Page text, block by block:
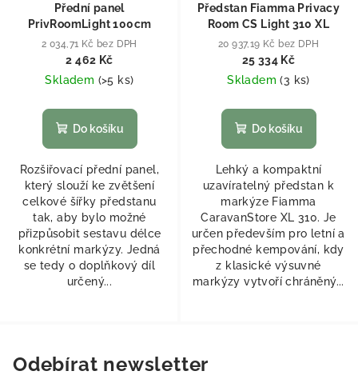
Přední panel
PrivRoomLight 100cm
2 034,71 Kč bez DPH
2 462 Kč
Skladem (>5 ks)
Do košíku
Rozšiřovací přední panel,
který slouží ke zvětšení
celkové šířky předstanu
tak, aby bylo možné
přizpůsobit sestavu délce
konkrétní markýzy. Jedná
se tedy o doplňkový díl
určený...
Předstan Fiamma Privacy
Room CS Light 310 XL
20 937,19 Kč bez DPH
25 334 Kč
Skladem(3 ks)
Do košíku
Lehký a kompaktní
uzavíratelný předstan k
markýze Fiamma
CaravanStore XL 310. Je
určen především pro letní a
přechodné kempování, kdy
z klasické výsuvné
markýzy vytvoří chráněný...
Odebírat newsletter